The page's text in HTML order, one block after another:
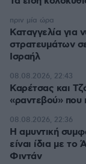
Καταγγελία για
στρατευμάτων
Ισραήλ
πριν μία ώρα
Καρέτσας και
«ραντεβού» που
08.08.2026, 22:43
Η αμυντική
είναι ίδια με
Φιντάν
08.08.2026, 22:36